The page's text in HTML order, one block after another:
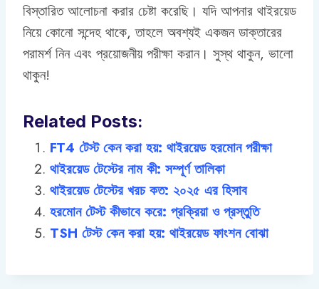
বিস্তারিত আলোচনা করার চেষ্টা করেছি। যদি আপনার থাইরয়েড
নিয়ে কোনো সন্দেহ থাকে, তাহলে অবশ্যই একজন ডাক্তারের
পরামর্শ নিন এবং প্রয়োজনীয় পরীক্ষা করান। সুস্থ থাকুন, ভালো
থাকুন!
Related Posts:
FT4 টেস্ট কেন করা হয়: থাইরয়েড হরমোন পরীক্ষা
থাইরয়েড টেস্টের নাম কী: সম্পূর্ণ তালিকা
থাইরয়েড টেস্টের খরচ কত: ২০২৫ এর হিসাব
হরমোন টেস্ট কীভাবে করে: প্রক্রিয়া ও প্রস্তুতি
TSH টেস্ট কেন করা হয়: থাইরয়েড ফাংশন বোঝা